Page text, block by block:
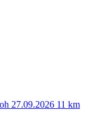
27.09.2026 11 km